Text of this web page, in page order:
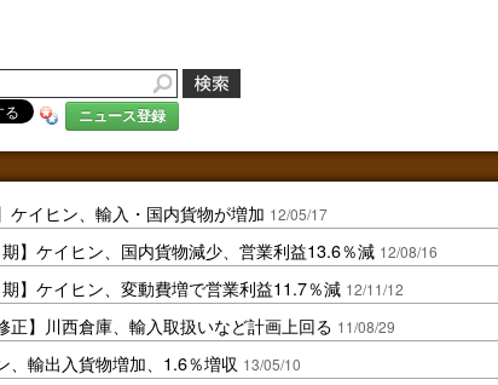
ニュース登録
ケイヒン、輸入・国内貨物が増加 12/05/17
期】ケイヒン、国内貨物減少、営業利益13.6％減 12/08/16
期】ケイヒン、変動費増で営業利益11.7％減 12/11/12
正】川西倉庫、輸入取扱いなど計画上回る 11/08/29
、輸出入貨物増加、1.6％増収 13/05/10